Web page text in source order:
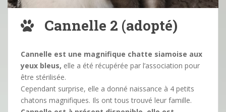
Cannelle 2 (adopté)
Cannelle est une magnifique chatte siamoise aux
yeux bleus, elle a été récupérée par l’association pour
être stérilisée.
Cependant surprise, elle a donné naissance à 4 petits
chatons magnifiques. Ils ont tous trouvé leur famille.